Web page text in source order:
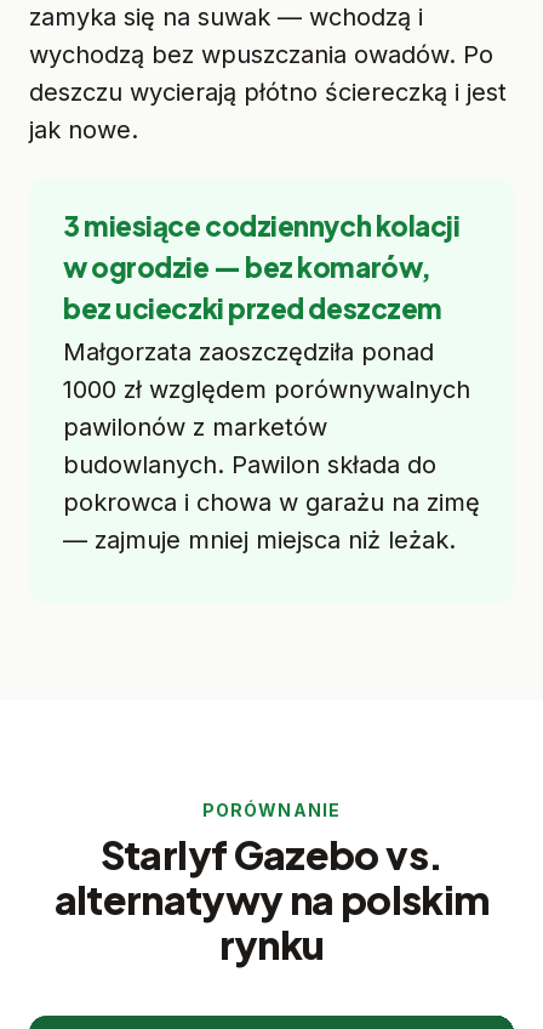
zamyka się na suwak — wchodzą i
wychodzą bez wpuszczania owadów. Po
deszczu wycierają płótno ściereczką i jest
jak nowe.
3 miesiące codziennych kolacji
w ogrodzie — bez komarów,
bez ucieczki przed deszczem
Małgorzata zaoszczędziła ponad
1000 zł względem porównywalnych
pawilonów z marketów
budowlanych. Pawilon składa do
pokrowca i chowa w garażu na zimę
— zajmuje mniej miejsca niż leżak.
PORÓWNANIE
Starlyf Gazebo vs.
alternatywy na polskim
rynku